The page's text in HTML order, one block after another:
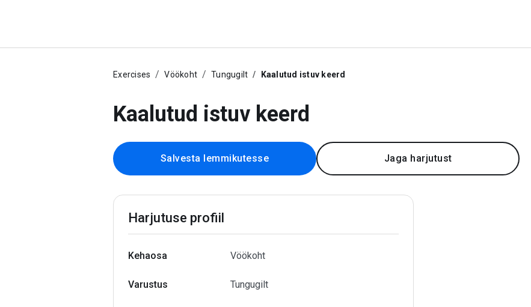
Exercises Vöökoht Tungugilt Kaalutud istuv keerd
Kaalutud istuv keerd
Salvesta lemmikutesse Jaga harjutust
Harjutuse profiil
Kehaosa Vöökoht
Varustus Tungugilt